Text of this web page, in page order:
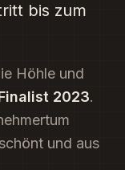
bis zum
Höhle und
2023.
und aus